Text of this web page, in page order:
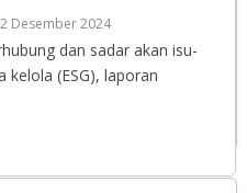
Desember 2024
dan sadar akan isu-
kelola (ESG), laporan